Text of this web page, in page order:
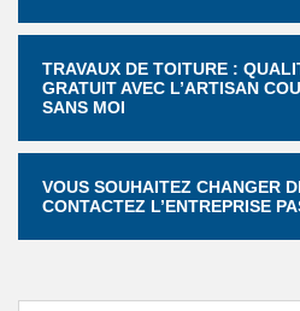
TRAVAUX DE TOITURE :
GRATUIT AVEC L’ARTISAN
SANS MOI
VOUS SOUHAITEZ CHANGER
CONTACTEZ L’ENTREPRISE